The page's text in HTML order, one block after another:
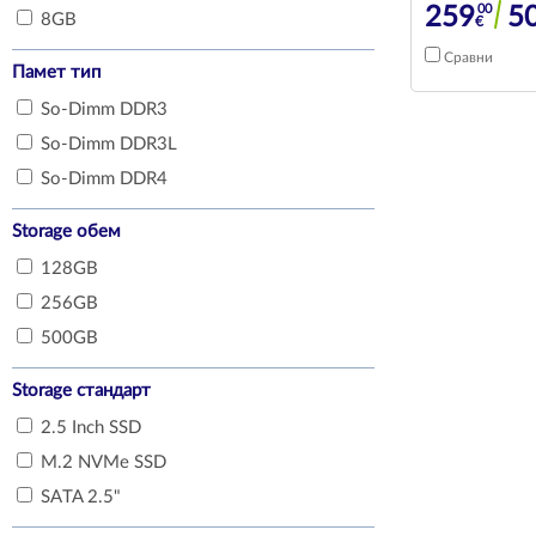
8GB
Памет тип
So-Dimm DDR3
So-Dimm DDR3L
So-Dimm DDR4
Storage обем
128GB
256GB
500GB
Storage стандарт
2.5 Inch SSD
M.2 NVMe SSD
SATA 2.5"
25900
€
Сравни